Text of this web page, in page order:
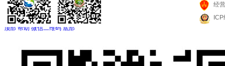
经
顶部 帮助 微信二维码 底部